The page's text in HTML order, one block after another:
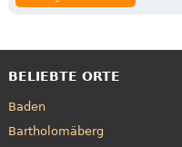
BELIEBTE ORTE
Baden
Bartholomäberg